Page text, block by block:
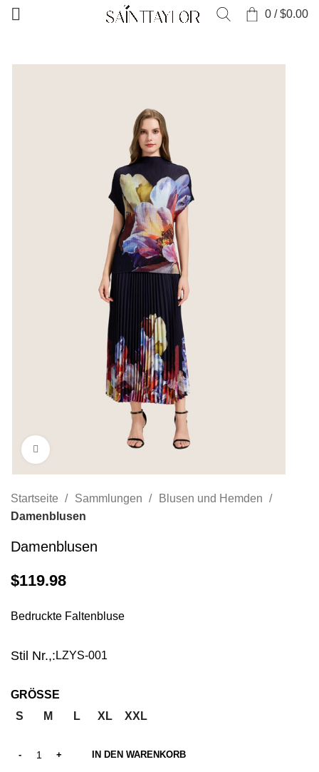
0 / $0.00
Zum Vergrößern anklicken
Startseite Sammlungen
Blusen und Hemden
Damenblusen
Damenblusen
$119.98
Bedruckte Faltenbluse
Stil Nr.,: LZYS-001
GRÖSSE
S
M L XL XXL
IN DEN WARENKORB